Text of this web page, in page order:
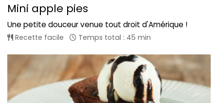
Mini apple pies
Une petite douceur venue tout droit d'Amérique !
Recette facile Temps total : 45 min